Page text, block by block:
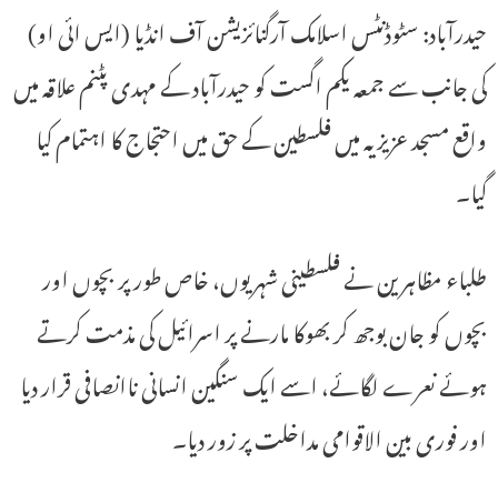
حیدرآباد: سٹوڈنٹس اسلامک آرگنائزیشن آف انڈیا (ایس ائی او)
کی جانب سے جمعہ یکم اگست کو حیدرآباد کے مہدی پٹنم علاقہ میں
واقع مسجد عزیزیہ میں فلسطین کے حق میں احتجاج کا اہتمام کیا
گیا۔
طلباء مظاہرین نے فلسطینی شہریوں، خاص طور پر بچوں اور
بچوں کو جان بوجھ کر بھوکا مارنے پر اسرائیل کی مذمت کرتے
ہوئے نعرے لگائے، اسے ایک سنگین انسانی ناانصافی قرار دیا
اور فوری بین الاقوامی مداخلت پر زور دیا۔